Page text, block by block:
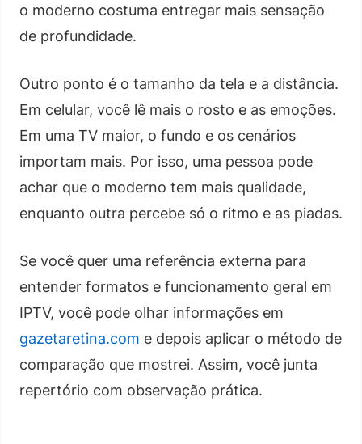
o moderno costuma entregar mais sensação
de profundidade.
Outro ponto é o tamanho da tela e a distância.
Em celular, você lê mais o rosto e as emoções.
Em uma TV maior, o fundo e os cenários
importam mais. Por isso, uma pessoa pode
achar que o moderno tem mais qualidade,
enquanto outra percebe só o ritmo e as piadas.
Se você quer uma referência externa para
entender formatos e funcionamento geral em
IPTV, você pode olhar informações em
gazetaretina.com e depois aplicar o método de
comparação que mostrei. Assim, você junta
repertório com observação prática.